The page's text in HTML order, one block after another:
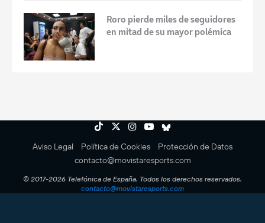
Roro pierde miles de seguidores
en mitad de su mayor polémica
Aviso Legal Política de Cookies
Protección de Datos
contacto@movistaresports.com
© 2017-2026 Telefónica de España. Todos los derechos reservados.
contacto@movistaresports.com